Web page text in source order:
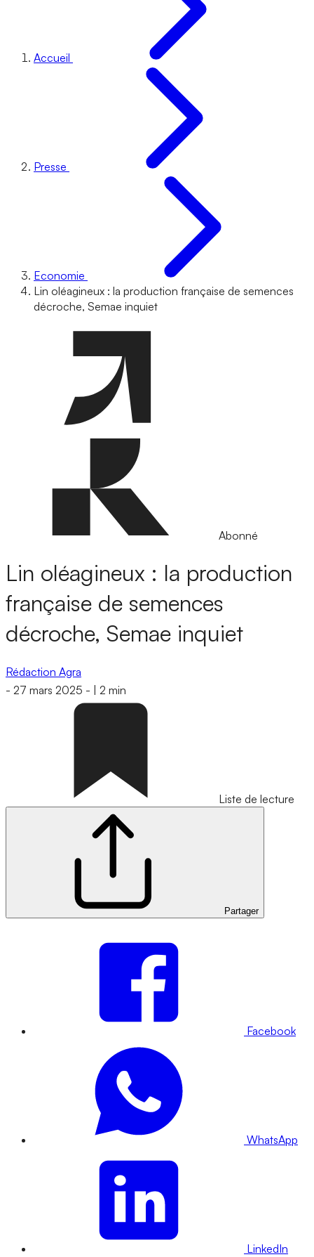
Accueil
Presse
Economie
Lin oléagineux : la production française de semences
décroche, Semae inquiet
Abonné
Lin oléagineux : la production
française de semences
décroche, Semae inquiet
Rédaction Agra
- 27 mars 2025 - 2 min
Liste de lecture
Partager
Facebook
WhatsApp
LinkedIn